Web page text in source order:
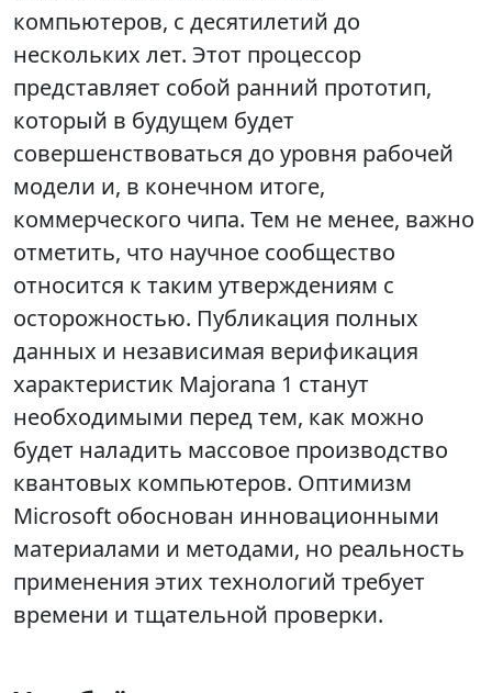
компьютеров, с десятилетий до
нескольких лет. Этот процессор
представляет собой ранний прототип,
который в будущем будет
совершенствоваться до уровня рабочей
модели и, в конечном итоге,
коммерческого чипа. Тем не менее, важно
отметить, что научное сообщество
относится к таким утверждениям с
осторожностью. Публикация полных
данных и независимая верификация
характеристик Majorana 1 станут
необходимыми перед тем, как можно
будет наладить массовое производство
квантовых компьютеров. Оптимизм
Microsoft обоснован инновационными
материалами и методами, но реальность
применения этих технологий требует
времени и тщательной проверки.